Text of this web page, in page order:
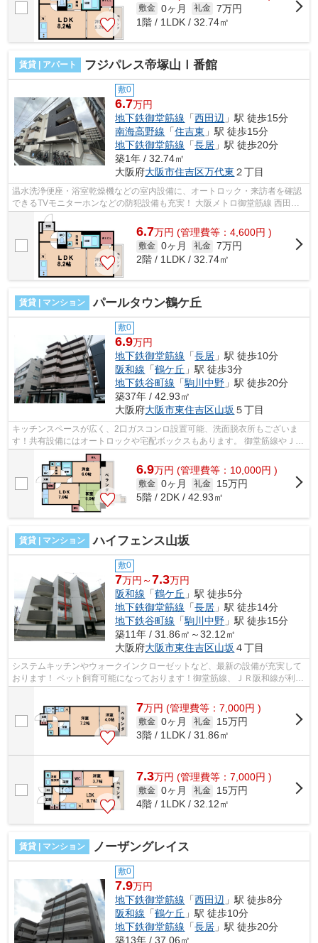
敷金 0ヶ月 礼金 7万円
1階 / 1LDK / 32.74㎡
賃貸 | アパート フジパレス帝塚山Ⅰ番館
敷0
6.7万円
地下鉄御堂筋線 「西田辺 」駅 徒歩15分
南海高野線 「住吉東 」駅 徒歩15分
地下鉄御堂筋線 「長居 」駅 徒歩20分
築1年 / 32.74㎡
大阪府大阪市住吉区万代東 ２丁目
温水洗浄便座・浴室乾燥機などの室内設備に、オートロック・来訪者を確認
できるTVモニターホンなどの防犯設備も充実！ 大阪メトロ御堂筋線 西田辺
駅やその他沿線も徒歩圏内で利用可能...
6.7万円 (管理費等：4,600円 )
敷金 0ヶ月 礼金 7万円
2階 / 1LDK / 32.74㎡
賃貸 | マンション パールタウン鶴ケ丘
敷0
6.9万円
地下鉄御堂筋線 「長居 」駅 徒歩10分
阪和線 「鶴ケ丘 」駅 徒歩3分
地下鉄谷町線 「駒川中野 」駅 徒歩20分
築37年 / 42.93㎡
大阪府大阪市東住吉区山坂 ５丁目
キッチンスペースが広く、2口ガスコンロ設置可能、洗面脱衣所もございま
す！共有設備にはオートロックや宅配ボックスもあります。 御堂筋線やＪＲ
阪和線が徒歩圏内で利用可能！スーパ...
6.9万円 (管理費等：10,000円 )
敷金 0ヶ月 礼金
15万円
5階 / 2DK / 42.93㎡
賃貸 | マンション ハイフェンス山坂
敷0
7万円～7.3万円
阪和線 「鶴ケ丘 」駅 徒歩5分
地下鉄御堂筋線 「長居 」駅 徒歩14分
地下鉄谷町線 「駒川中野 」駅 徒歩15分
築11年 / 31.86㎡～32.12㎡
大阪府大阪市東住吉区山坂 ４丁目
システムキッチンやウォークインクローゼットなど、最新の設備が充実して
おります！ ペット飼育可能になっております！御堂筋線、ＪＲ阪和線が利用
7万円 (管理費等：7,000円 )
敷金 0ヶ月 礼金
15万円
3階 / 1LDK / 31.86㎡
7.3万円 (管理費等：7,000円 )
敷金 0ヶ月 礼金
15万円
4階 / 1LDK / 32.12㎡
賃貸 | マンション ノーザングレイス
敷0
7.9万円
地下鉄御堂筋線 「西田辺 」駅 徒歩8分
阪和線 「鶴ケ丘 」駅 徒歩10分
地下鉄御堂筋線 「長居 」駅 徒歩20分
築13年 / 37.06㎡